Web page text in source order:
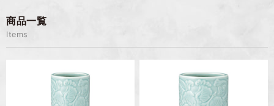
商品一覧
Items